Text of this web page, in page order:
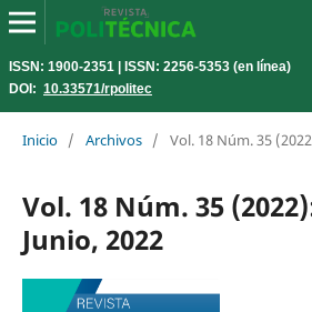
ISSN: 1900-2351 | ISSN: 2256-5353 (en línea)
DOI: 10.33571/rpolitec
Inicio / Archivos / Vol. 18 Núm. 35
Vol. 18 Núm. 35
Junio, 2022